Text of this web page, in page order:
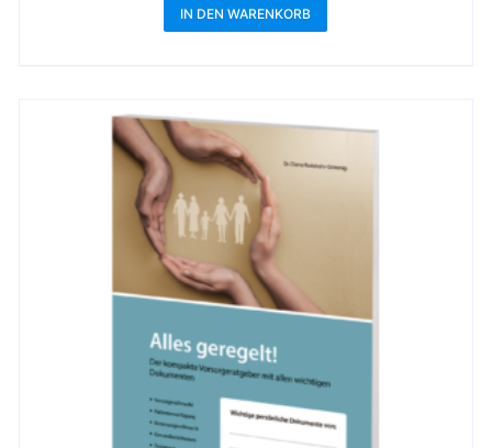
IN DEN WARENKORB